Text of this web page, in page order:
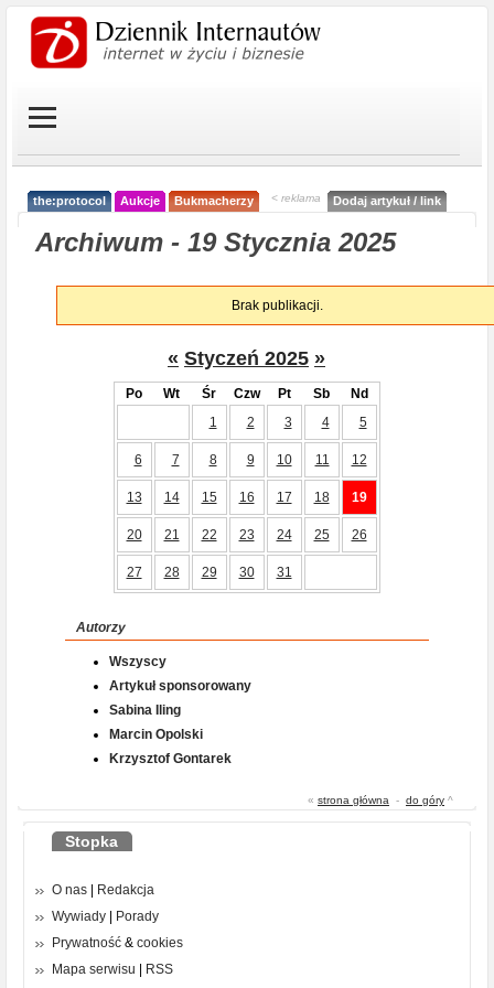
the:protocol Aukcje Bukmacherzy < reklama Dodaj artykuł / link
Archiwum - 19 Stycznia 2025
Brak publikacji.
« Styczeń 2025 »
Po Wt Śr Czw Pt Sb
Nd
1
2 3 4 5
6 7 8 9 10 11 12
13 14 15 16 17 18 19
20 21 22 23 24 25 26
27 28 29 30 31
Autorzy
Wszyscy
Artykuł sponsorowany
Sabina Iling
Marcin Opolski
Krzysztof Gontarek
« strona główna - do góry ^
Stopka
O nas
Redakcja
Wywiady
Porady
Prywatność & cookies
Mapa serwisu
RSS